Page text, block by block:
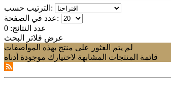
الترتيب حسب:
عدد في الصفحة:
عدد النتائج: 0
عرض فلاتر البحث
لم يتم العثور على منتج بهذه المواصفات
قائمة المنتجات المشابهة لاختيارك موجودة أدناه